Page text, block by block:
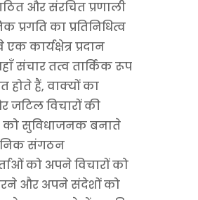
और संरचित प्रणाली
प्रगति का प्रतिनिधित्व
कार्यक्षेत्र प्रदान
संचार तत्व तार्किक रूप
होते हैं, वाक्यों का
जटिल विचारों की
को सुविधाजनक बनाते
संगठन
को अपने विचारों को
और अपने संदेशों को